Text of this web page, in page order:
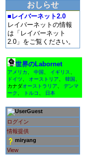
おしらせ
■レイバーネット2.0
レイバーネットの情報
は「レイバーネット
2.0」をご覧ください。
世界のLabornet
アメリカ 中国 イギリス
ドイツ
オーストリア 韓国
カナダオーストラリア
デンマ
ーク
トルコ 日本
Guest
ログイン
情報提供
miryang
View